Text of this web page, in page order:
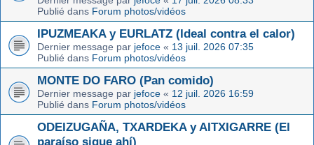
Publié dans Forum photos/vidéos
IPUZMEAKA y EURLATZ (Ideal contra el calor)
Dernier message par jefoce « 13 juil. 2026 07:35
Publié dans Forum photos/vidéos
MONTE DO FARO (Pan comido)
Dernier message par jefoce « 12 juil. 2026 16:59
Publié dans Forum photos/vidéos
ODEIZUGAÑA, TXARDEKA y AITXIGARRE (El
paraíso sigue ahí)